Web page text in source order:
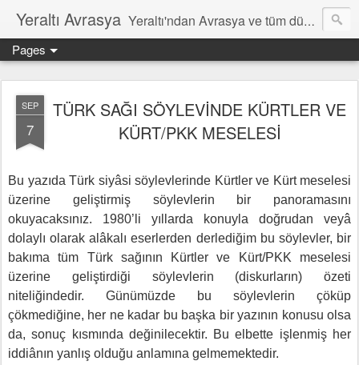
Yeraltı Avrasya Yeraltı'ndan Avrasya ve tüm dünyâ hakkında notlar
Pages
SEP
7
TÜRK SAĞI SÖYLEVİNDE KÜRTLER VE
KÜRT/PKK MESELESİ
Bu yazıda Türk siyâsi söylevlerinde Kürtler ve Kürt meselesi
üzerine geliştirmiş söylevlerin bir panoramasını
okuyacaksınız. 1980’li yıllarda konuyla doğrudan veyâ
dolaylı olarak alâkalı eserlerden derlediğim bu söylevler, bir
bakıma tüm Türk sağının Kürtler ve Kürt/PKK meselesi
üzerine geliştirdiği söylevlerin (diskurların) özeti
niteliğindedir. Günümüzde bu söylevlerin çöküp
çökmediğine, her ne kadar bu başka bir yazının konusu olsa
da, sonuç kısmında değinilecektir. Bu elbette işlenmiş her
iddiânın yanlış olduğu anlamına gelmemektedir.